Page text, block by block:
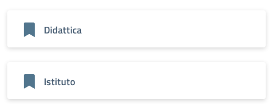
Didattica
Istituto